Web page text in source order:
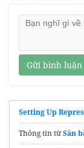
Gửi bình luận
Setting Up
Thông tin từSàn